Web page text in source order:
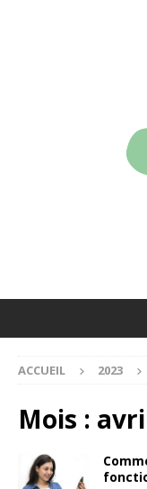
ACCUEIL 2023
Mois :